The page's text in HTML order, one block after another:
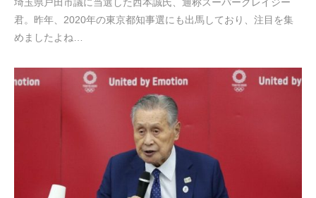
君。昨年、2020年の東京都知事選にも出馬しており、注目を集
めましたよね…